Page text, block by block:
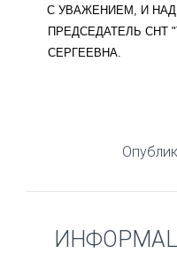
С УВАЖЕНИЕМ, И
ПРЕДСЕДАТЕЛЬ СНТ
СЕРГЕЕВНА.